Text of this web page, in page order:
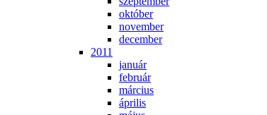
ok­tó­ber
no­vem­ber
de­cem­ber
2011
ja­nu­ár
feb­ru­ár
már­ci­us
áp­ri­lis